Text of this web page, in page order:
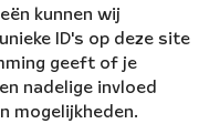
kunnen wij
ID's op deze site
geeft of je
nadelige invloed
mogelijkheden.